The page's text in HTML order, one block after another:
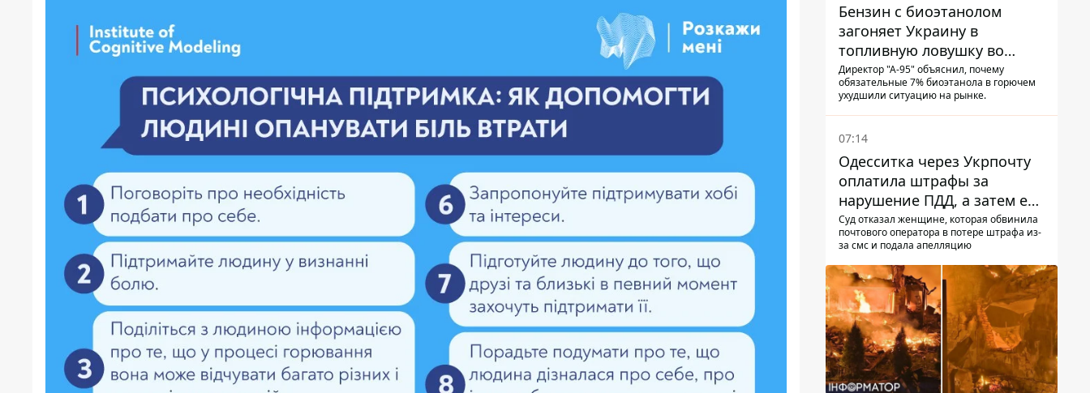
Бензин с биоэтанолом
загоняет Украину в
топливную ловушку во
время войны - Сергей Куюн
Директор "А-95" объяснил, почему
обязательные 7% биоэтанола в горючем
ухудшили ситуацию на рынке.
07:14
Одесситка через Укрпочту
оплатила штрафы за
нарушение ПДД, а затем ее
счета заблокировали - в
чем причина и что решил
Суд отказал женщине, которая обвинила
почтового оператора в потере штрафа из-
за смс и подала апелляцию